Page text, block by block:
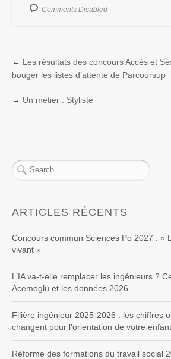
Comments Disabled
← Les résultats des concours Accès et
bouger les listes d’attente de Parcoursup
→ Un métier : Styliste
ARTICLES RÉCENTS
Concours commun Sciences Po 2027 : «
vivant »
L’IA va-t-elle remplacer les ingénieurs ?
Acemoglu et les données 2026
Filière ingénieur 2025-2026 : les chiffres
changent pour l’orientation de votre enfant
Réforme des formations du travail social